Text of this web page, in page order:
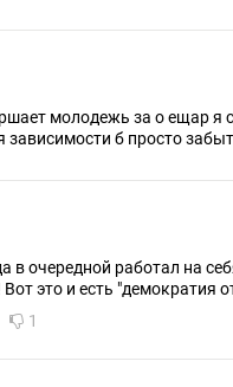
молодежь за о ещар я
б просто
в очередной работал на
это и есть "демократия
1